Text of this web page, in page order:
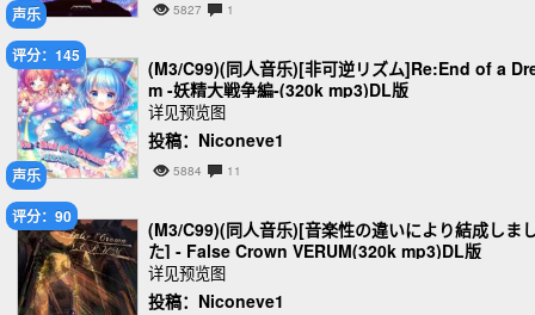
声乐 5827 1
声乐
评分：145
(M3/C99)(同人音乐)[非可逆リズム]Re:End of a
m -妖精大戦争編-(320k mp3)DL版
详见预览图
投稿：Niconeve1
5884 11
评分：90
(M3/C99)(同人音乐)[音楽性の違いにより結成しま
た] - False Crown VERUM(320k mp3)DL版
详见预览图
投稿：Niconeve1